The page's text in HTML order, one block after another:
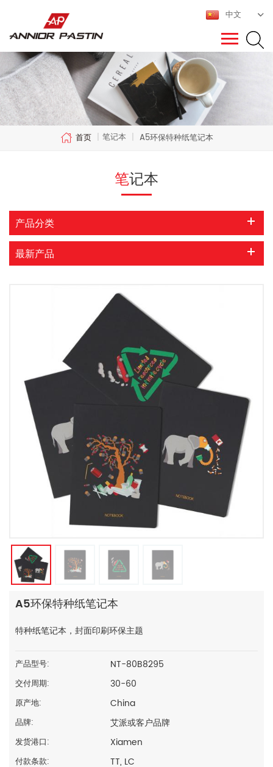
中文
首页 | 笔记本 | A5环保特种纸笔记本
笔记本
产品分类
最新产品
A5环保特种纸笔记本
特种纸笔记本，封面印刷环保主题
产品型号: NT-80B8295
交付周期: 30-60
原产地: China
品牌: 艾派或客户品牌
发货港口: Xiamen
付款条款: TT, LC